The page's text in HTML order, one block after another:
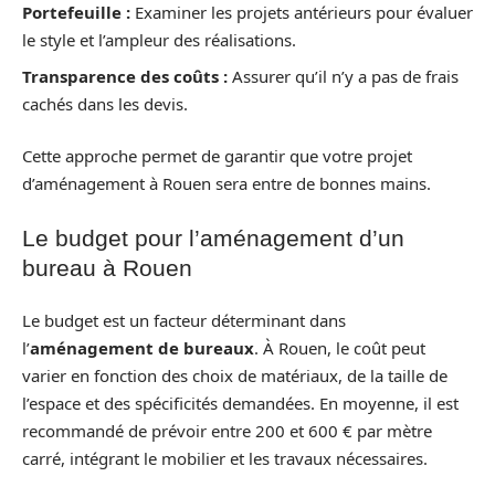
Portefeuille : Examiner les projets antérieurs pour évaluer
le style et l’ampleur des réalisations.
Transparence des coûts : Assurer qu’il n’y a pas de frais
cachés dans les devis.
Cette approche permet de garantir que votre projet
d’aménagement à Rouen sera entre de bonnes mains.
Le budget pour l’aménagement d’un
bureau à Rouen
Le budget est un facteur déterminant dans
l’aménagement de bureaux. À Rouen, le coût peut
varier en fonction des choix de matériaux, de la taille de
l’espace et des spécificités demandées. En moyenne, il est
recommandé de prévoir entre 200 et 600 € par mètre
carré, intégrant le mobilier et les travaux nécessaires.